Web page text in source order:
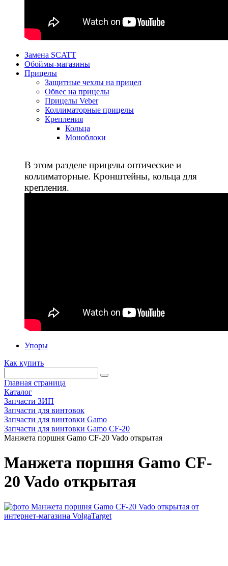
Замена SCATT
Обоймы-магазины
Прицелы
Защитные чехлы на прицел
Обвес на прицелы
Прицелы Veber
Коллиматорные прицелы
Крепления
Кольца
Моноблоки
В этом разделе прицелы оптические и
коллиматорные. Кронштейны, кольца для
крепления.
Упоры
Как купить
Главная страница
Каталог
Запчасти ЗИП
Запчасти для винтовок
Запчасти для винтовки Gamo
Запчасти для винтовки Gamo CF-20
Манжета поршня Gamo CF-20 Vado открытая
Манжета поршня Gamo CF-
20 Vado открытая